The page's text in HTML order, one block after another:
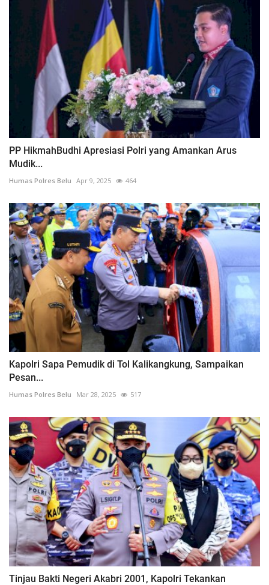
PP HikmahBudhi Apresiasi Polri yang Amankan Arus
Mudik...
Humas Polres Belu Apr 9, 2025 464
Kapolri Sapa Pemudik di Tol Kalikangkung, Sampaikan
Pesan...
Humas Polres Belu Mar 28, 2025 517
Tinjau Bakti Negeri Akabri 2001, Kapolri Tekankan